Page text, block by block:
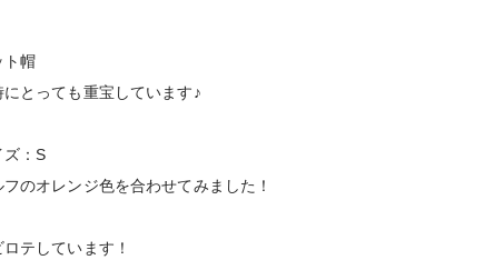
ト帽
とっても重宝しています♪
ズ：S
のオレンジ色を合わせてみました！
テしています！